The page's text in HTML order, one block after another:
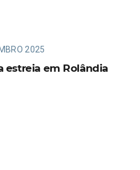
2025
estreia em Rolândia